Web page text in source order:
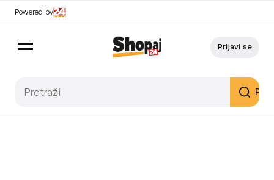
Powered by
Prijavi se